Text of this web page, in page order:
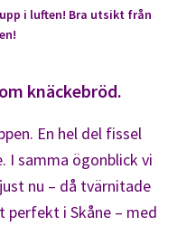
i luften! Bra utsikt från
knäckebröd.
En hel del fissel
I samma ögonblick vi
nu – då tvärnitade
perfekt i Skåne – med